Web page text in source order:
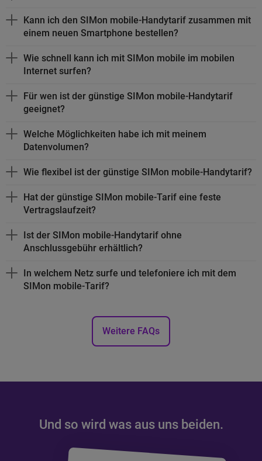
Kann ich den SIMon mobile-Handytarif zusammen mit
einem neuen Smartphone bestellen?
Wie schnell kann ich mit SIMon mobile im mobilen
Internet surfen?
Für wen ist der günstige SIMon mobile-Handytarif
geeignet?
Welche Möglichkeiten habe ich mit meinem
Datenvolumen?
Wie flexibel ist der günstige SIMon mobile-Handytarif?
Hat der günstige SIMon mobile-Tarif eine feste
Vertragslaufzeit?
Ist der SIMon mobile-Handytarif ohne
Anschlussgebühr erhältlich?
In welchem Netz surfe und telefoniere ich mit dem
SIMon mobile-Tarif?
Weitere FAQs
Und so wird was aus uns beiden.